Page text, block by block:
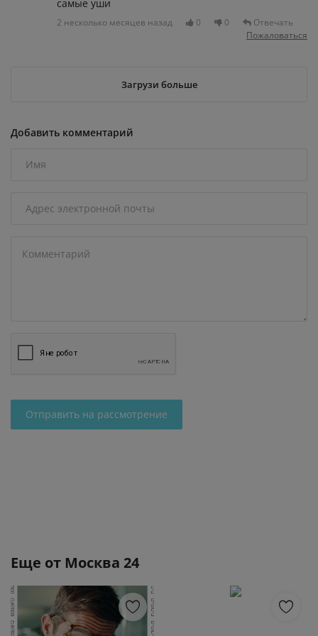
самые уши
2 несколько месяцев назад 0 0
Отвечать
Пожаловаться
Загрузи больше
Добавить комментарий
Отправить на рассмотрение
Еще от Москва 24